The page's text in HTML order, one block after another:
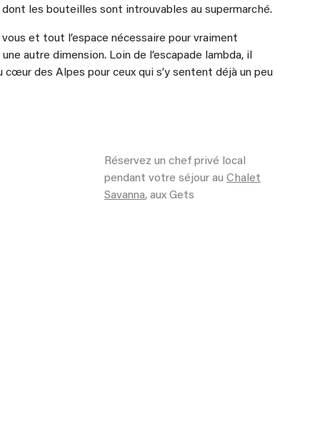
les bouteilles sont introuvables au supermarché.
et tout l’espace nécessaire pour vraiment
autre dimension. Loin de l’escapade lambda, il
des Alpes pour ceux qui s’y sentent déjà un peu
Réservez un chef privé local
pendant votre séjour au Chalet
Savanna, aux Gets